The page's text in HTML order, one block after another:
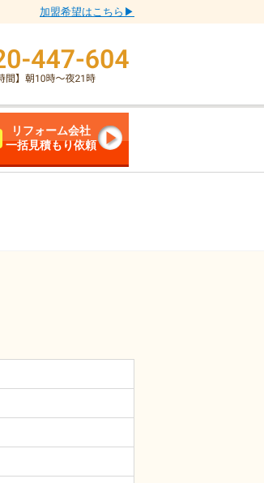
加盟希望はこちら▶
リフォーム会社
一括見積もり依頼